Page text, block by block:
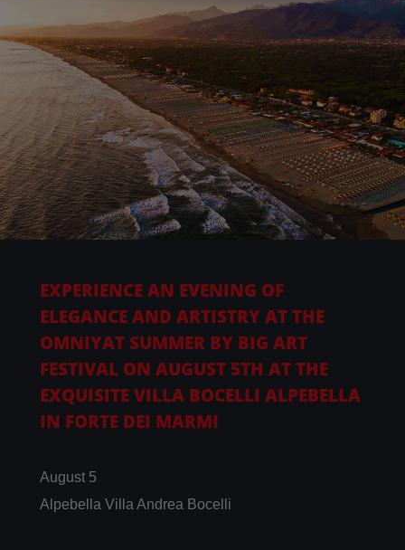
EXPERIENCE AN EVENING OF
ELEGANCE AND ARTISTRY AT THE
OMNIYAT SUMMER BY BIG ART
FESTIVAL ON AUGUST 5TH AT THE
EXQUISITE VILLA BOCELLI ALPEBELLA
IN FORTE DEI MARMI
August 5
Alpebella Villa Andrea Bocelli